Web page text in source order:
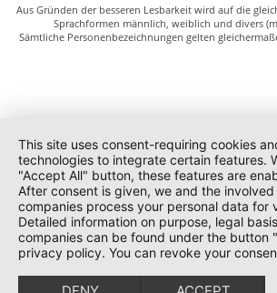
Aus Gründen der besseren Lesbarkeit wird auf die
Sprachformen männlich, weiblich und divers
Sämtliche Personenbezeichnungen gelten
This site uses consent-requiring cookies
technologies to integrate certain features.
"Accept All" button, these features are
After consent is given, we and the
companies process your personal data for
Detailed information on purpose, legal
companies can be found under the button
privacy policy. You can revoke your